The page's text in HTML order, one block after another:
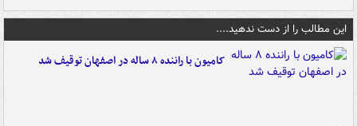
این مطالب را از دست ندهید....
کامیون با راننده ۸ ساله در اصفهان توقیف شد